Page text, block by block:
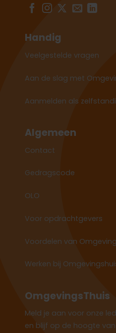
Handig
Veelgestelde vragen
Aan de slag met
Aanmelden als
Algemeen
Contact
Gedragscode
OLO
Voor opdrachtgevers
Voordelen van
Werken bij
OmgevingsThuis
Meld je aan voor onze
en blijf op de hoogte